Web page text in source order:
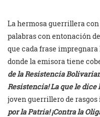
La hermosa guerrillera
palabras con entonación
que cada frase
donde la emisora tiene
de la Resistencia
Resistencia! La que le dice
joven guerrillero de rasgos
por la Patria! ¡Contra la